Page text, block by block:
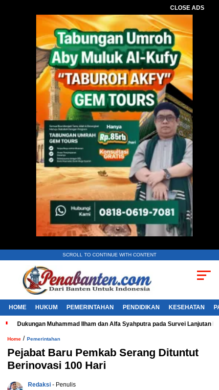
CLOSE ADS
SCROLL TO CONTINUE WITH CONTENT
HOME HUKUM PEMERINTAHAN PENDIDIKAN KESEHATAN
Dukungan Muhammad Ilham dan Alfa Syahputra pada Survei Lanjutan
Home / Pemerintahan
Pejabat Baru Pemkab Serang Dituntut
Berinovasi 100 Hari
Redaksi - Penulis